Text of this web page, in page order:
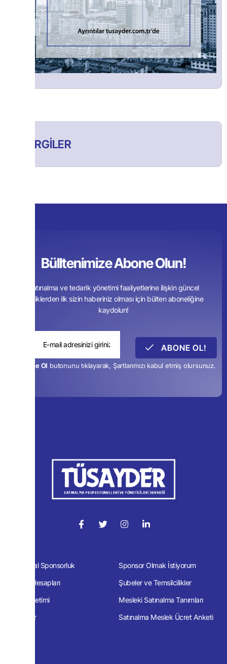
DERGİLER
Bülltenimize Abone Olun!
Satınalma ve tedarik yönetimi faaliyetlerine ilişkin güncel
içeriklerden ilk sizin haberiniz olması için bülten aboneliğine
kaydolun!
ABONE OL!
Abone Ol butonunu tıklayarak, Şartlarımızı kabul etmiş olursunuz.
Kurumsal Sponsorluk
Banka Hesapları
Etik Yönetimi
Anketler
Sponsor Olmak İstiyorum
Şubeler ve Temsilcilikler
Mesleki Satınalma Tanımları
Satınalma Meslek Ücret Anketi